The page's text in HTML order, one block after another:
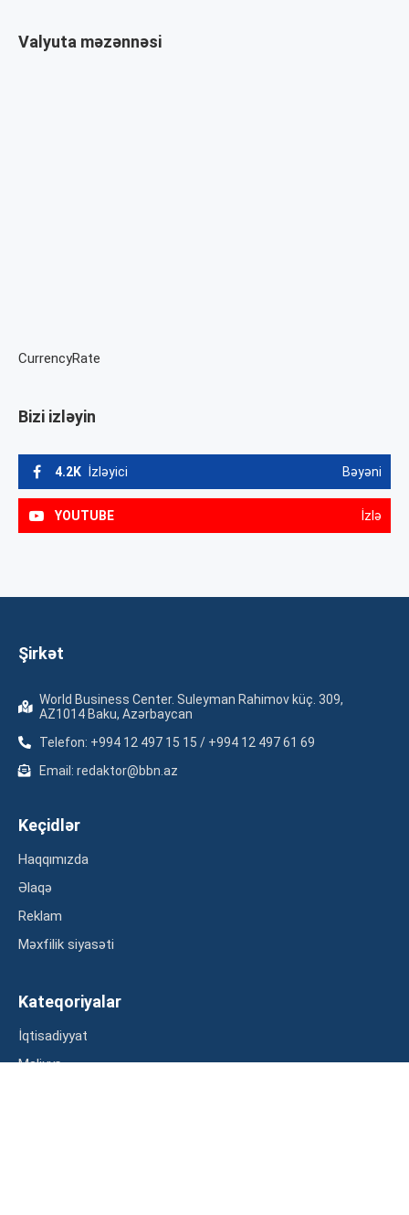
Valyuta məzənnəsi
CurrencyRate
Bizi izləyin
4.2K İzləyici Bəyəni
YOUTUBE İzlə
Şirkət
World Business Center. Suleyman Rahimov küç. 309,
AZ1014 Baku, Azərbaycan
Telefon: +994 12 497 15 15 / +994 12 497 61 69
Email: redaktor@bbn.az
Keçidlər
Haqqımızda
Əlaqə
Reklam
Məxfilik siyasəti
Kateqoriyalar
İqtisadiyyat
Maliyyə